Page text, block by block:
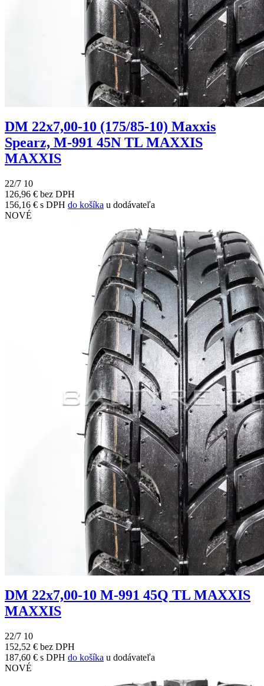
DM 22x7,00-10 (175/85-10) Maxxis
Spearz, M-991 45N TL MAXXIS
MAXXIS
22/7 10
126,96 € bez DPH
156,16 € s DPH do košíka u dodávateľa
NOVÉ
DM 22x7,00-10 M-991 45Q TL MAXXIS
MAXXIS
22/7 10
152,52 € bez DPH
187,60 € s DPH do košíka u dodávateľa
NOVÉ